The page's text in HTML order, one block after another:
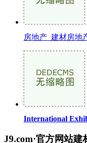
房地产_建材房地
International
J9.com·官方网站建